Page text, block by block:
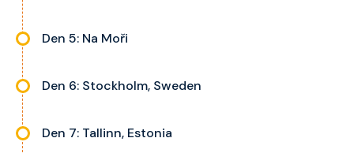
Den 5: Na Moři
Den 6: Stockholm, Sweden
Den 7: Tallinn, Estonia